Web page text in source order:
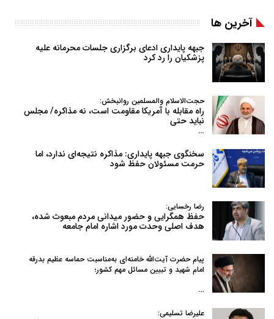
آخرین ها
جبهه پایداری ادعای برگزاری جلسات محرمانه علیه
پزشکیان را رد کرد
حجت‌الاسلام والمسلمین روانبخش:
راه مقابله با آمریکا مقاومت است، نه مذاکره/ مجلس
نباید حتی
…
سخنگوی جبهه پایداری: مذاکره نتیجه‌ای ندارد، اما
حرمت مسئولان حفظ شود
رضا رخسایی:
حفظ همگرایی و حضور میدانی مردم مبعوث شده،
هدف اصلی وحدت مورد اشاره امام جامعه
پیام حضرت آیت‌الله خامنه‌ای به‌مناسبت حماسه عظیم بدرقه
امام شهید و تبیین مسائل مهم کشور؛
…
علیرضا تسلیمی: